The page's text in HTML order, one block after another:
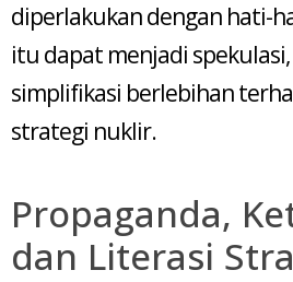
diperlakukan dengan hati-
itu dapat menjadi
simplifikasi berlebihan
strategi nuklir.
Propaganda,
dan Literasi